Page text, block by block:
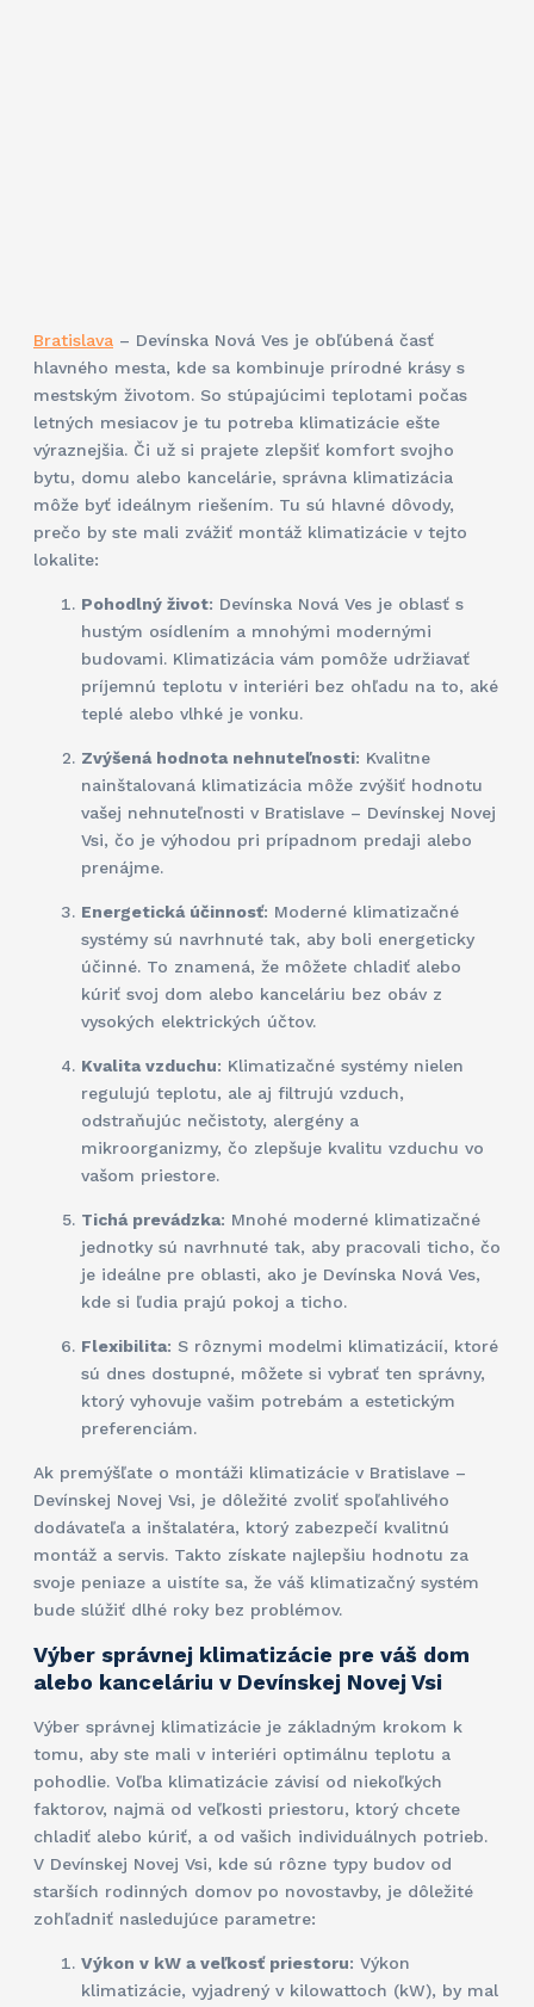
Bratislava – Devínska Nová Ves je obľúbená časť
hlavného mesta, kde sa kombinuje prírodné krásy s
mestským životom. So stúpajúcimi teplotami počas
letných mesiacov je tu potreba klimatizácie ešte
výraznejšia. Či už si prajete zlepšiť komfort svojho
bytu, domu alebo kancelárie, správna klimatizácia
môže byť ideálnym riešením. Tu sú hlavné dôvody,
prečo by ste mali zvážiť montáž klimatizácie v tejto
lokalite:
Pohodlný život: Devínska Nová Ves je oblasť s
hustým osídlením a mnohými modernými
budovami. Klimatizácia vám pomôže udržiavať
príjemnú teplotu v interiéri bez ohľadu na to, aké
teplé alebo vlhké je vonku.
Zvýšená hodnota nehnuteľnosti: Kvalitne
nainštalovaná klimatizácia môže zvýšiť hodnotu
vašej nehnuteľnosti v Bratislave – Devínskej Novej
Vsi, čo je výhodou pri prípadnom predaji alebo
prenájme.
Energetická účinnosť: Moderné klimatizačné
systémy sú navrhnuté tak, aby boli energeticky
účinné. To znamená, že môžete chladiť alebo
kúriť svoj dom alebo kanceláriu bez obáv z
vysokých elektrických účtov.
Kvalita vzduchu: Klimatizačné systémy nielen
regulujú teplotu, ale aj filtrujú vzduch,
odstraňujúc nečistoty, alergény a
mikroorganizmy, čo zlepšuje kvalitu vzduchu vo
vašom priestore.
Tichá prevádzka: Mnohé moderné klimatizačné
jednotky sú navrhnuté tak, aby pracovali ticho, čo
je ideálne pre oblasti, ako je Devínska Nová Ves,
kde si ľudia prajú pokoj a ticho.
Flexibilita: S rôznymi modelmi klimatizácií, ktoré
sú dnes dostupné, môžete si vybrať ten správny,
ktorý vyhovuje vašim potrebám a estetickým
preferenciám.
Ak premýšľate o montáži klimatizácie v Bratislave –
Devínskej Novej Vsi, je dôležité zvoliť spoľahlivého
dodávateľa a inštalatéra, ktorý zabezpečí kvalitnú
montáž a servis. Takto získate najlepšiu hodnotu za
svoje peniaze a uistíte sa, že váš klimatizačný systém
bude slúžiť dlhé roky bez problémov.
Výber správnej klimatizácie pre váš dom
alebo kanceláriu v Devínskej Novej Vsi
Výber správnej klimatizácie je základným krokom k
tomu, aby ste mali v interiéri optimálnu teplotu a
pohodlie. Voľba klimatizácie závisí od niekoľkých
faktorov, najmä od veľkosti priestoru, ktorý chcete
chladiť alebo kúriť, a od vašich individuálnych potrieb.
V Devínskej Novej Vsi, kde sú rôzne typy budov od
starších rodinných domov po novostavby, je dôležité
zohľadniť nasledujúce parametre:
Výkon v kW a veľkosť priestoru: Výkon
klimatizácie, vyjadrený v kilowattoch (kW), by mal